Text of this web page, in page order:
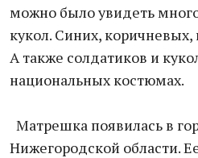
можно было увидеть
кукол. Синих,
А также солдатиков и
национальных костюмах.
Матрешка появилась в
Нижегородской области.